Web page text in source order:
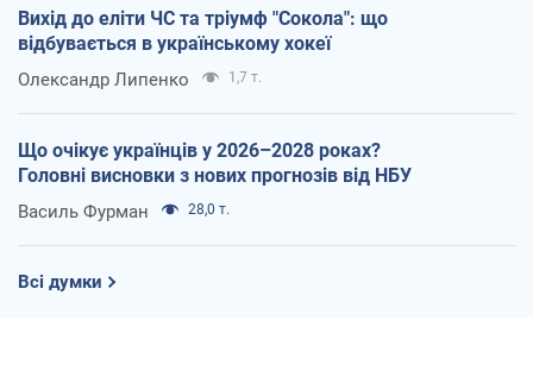
Вихід до еліти ЧС та тріумф "Сокола": що
відбувається в українському хокеї
Олександр Липенко 1,7 т.
Що очікує українців у 2026–2028 роках?
Головні висновки з нових прогнозів від НБУ
Василь Фурман 28,0 т.
Всі думки